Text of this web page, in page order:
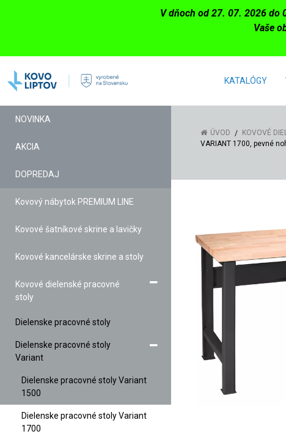
V dňoch od 27. 07. 2026 do
Vaše
KATALÓGY
NOVINKA
AKCIA
DOPREDAJ
Kovový nábytok PREMIUM LINE
Kovové šatníkové skrine a lavičky
Kovové kancelárske skrine a stoly
Kovové dielenské pracovné
stoly
Dielenske pracovné stoly
Dielenske pracovné stoly
Variant
Dielenske pracovné stoly Variant
1500
Dielenske pracovné stoly Variant
1700
ÚVOD KOVOVÉ
VARIANT 1700, pevné